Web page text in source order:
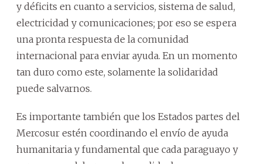
y déficits en cuanto a servicios, sistema de salud,
electricidad y comunicaciones; por eso se espera
una pronta respuesta de la comunidad
internacional para enviar ayuda. En un momento
tan duro como este, solamente la solidaridad
puede salvarnos.
Es importante también que los Estados partes del
Mercosur estén coordinando el envío de ayuda
humanitaria y fundamental que cada paraguayo y